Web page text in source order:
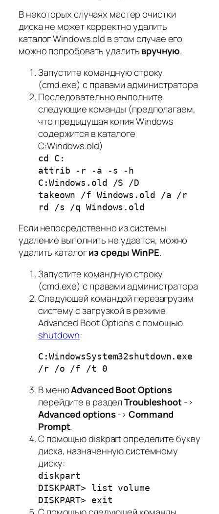
В некоторых случаях мастер очистки
диска не может корректно удалить
каталог Windows.old в этом случае его
можно попробовать удалитьвручную.
Запустите командную строку
(cmd.exe) с правами администратора
Последовательно выполните
следующие команды (предполагаем,
что предыдущая копия Windows
содержится в каталоге
C:Windows.old)
cd C:
attrib -r -a -s -h
C:Windows.old /S /D
takeown /f Windows.old /a /r
rd /s /q Windows.old
Если непосредственно из системы
удаление выполнить не удается, можно
удалить каталогиз среды WinPE.
Запустите командную строку
(cmd.exe) с правами администратора
Следующей командой перезагрузим
систему с загрузкой в режиме
Advanced Boot Options с помощью
shutdown:
C:WindowsSystem32shutdown.exe
/r /o /f /t 0
В менюAdvanced Boot Options
перейдите в разделTroubleshoot->
Advanced options->Command
Prompt.
С помощью diskpart определите букву
диска, назначенную системному
диску:
diskpart
DISKPART> list volume
DISKPART> exit